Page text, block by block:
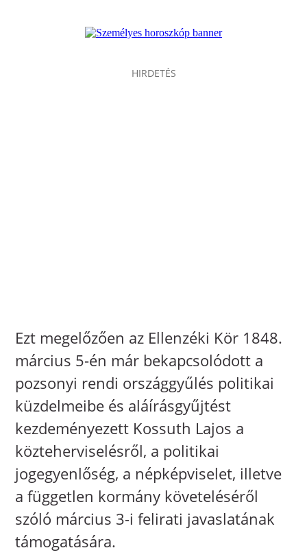
Ezt megelőzően az Ellenzéki Kör 1848.
március 5-én már bekapcsolódott a
pozsonyi rendi országgyűlés politikai
küzdelmeibe és aláírásgyűjtést
kezdeményezett Kossuth Lajos a
közteherviselésről, a politikai
jogegyenlőség, a népképviselet, illetve
a független kormány követeléséről
szóló március 3-i felirati javaslatának
támogatására.